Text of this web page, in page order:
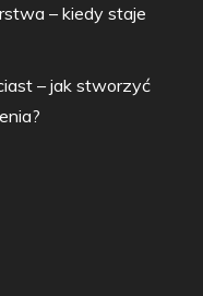
– kiedy staje
– jak stworzyć